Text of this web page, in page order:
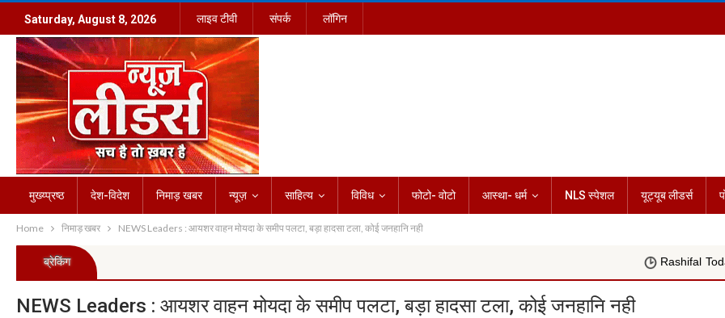
Saturday, August 8, 2026 लाइव टीवी संपर्क लॉगिन
मुख्य्प्रष्ठ देश-विदेश निमाड़ खबर न्यूज़ साहित्य विविध फोटो- वोटो आस्था- धर्म NLS स्पेशल यूट्यूब लीडर्स
Home निमाड़ खबर NEWS Leaders : आयशर वाहन मोयदा के समीप पलटा, बड़ा हादसा टला, कोई जनहानि नही
ब्रेकिंग Rashifal Today 08 अगस्त
NEWS Leaders : आयशर वाहन मोयदा के समीप पलटा, बड़ा हादसा टला, कोई जनहानि नही